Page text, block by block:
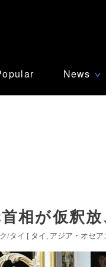
News ∨
相が仮釈
/タイ [ タイ アジア・オセア